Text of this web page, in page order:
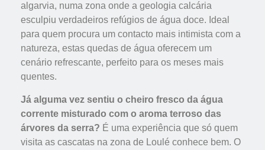
algarvia, numa zona onde a geologia calcária
esculpiu verdadeiros refúgios de água doce. Ideal
para quem procura um contacto mais intimista com a
natureza, estas quedas de água oferecem um
cenário refrescante, perfeito para os meses mais
quentes.
Já alguma vez sentiu o cheiro fresco da água
corrente misturado com o aroma terroso das
árvores da serra? É uma experiência que só quem
visita as cascatas na zona de Loulé conhece bem. O